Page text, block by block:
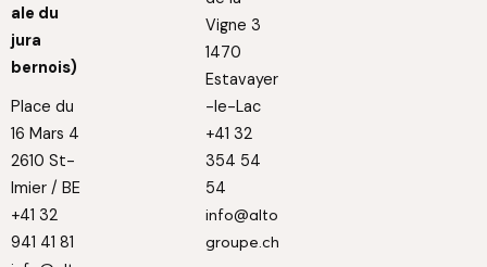
ale du
jura
bernois)
Place du
16 Mars 4
2610 St-
Imier / BE
+41 32
941 41 81
Vigne 3
1470
Estavayer
-le-Lac
+41 32
354 54
54
info@alto
groupe.ch